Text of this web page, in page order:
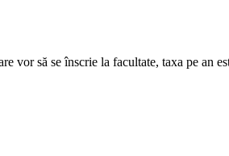
vor să se înscrie la facultate, taxa pe an